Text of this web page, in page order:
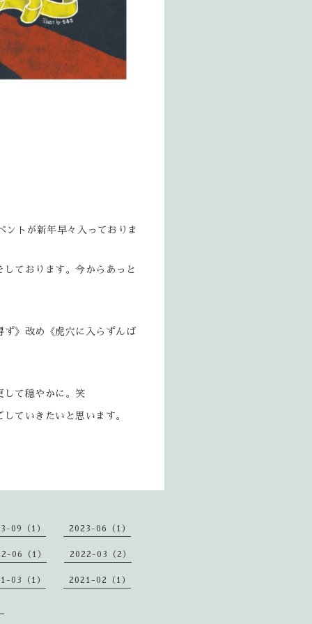
ントが新年早々入っておりま
ております。今からあっと
》改め《虎穴に入らずんば
して穏やかに。笑
ていきたいと思います。
09（1） 2023-06（1）
06（1） 2022-03（2）
03（1） 2021-02（1）